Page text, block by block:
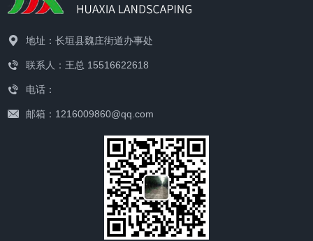
地址：长垣县魏庄街道办事处
联系人：王总 15516622618
电话：
邮箱：1216009860@qq.com